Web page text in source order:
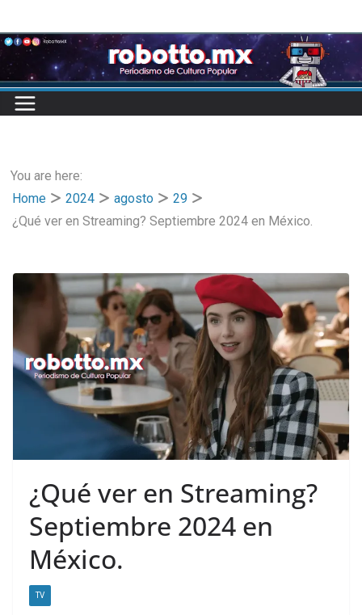
to
content
You are here:
Home
2024 agosto
29
¿Qué ver en Streaming? Septiembre 2024 en México.
¿Qué ver en Streaming?
Septiembre 2024 en
México.
TV